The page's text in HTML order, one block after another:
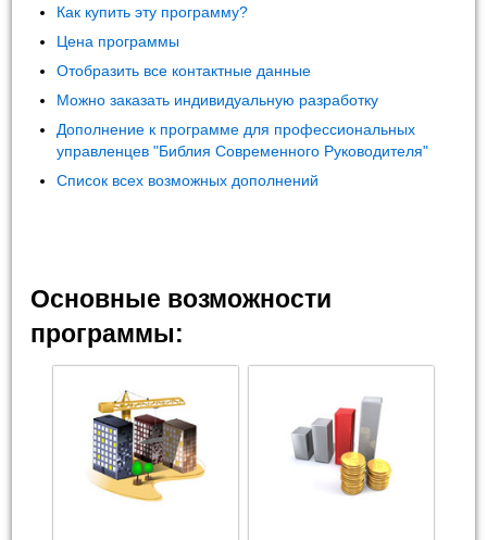
Как купить эту программу?
Цена программы
Отобразить все контактные данные
Можно заказать индивидуальную разработку
Дополнение к программе для профессиональных
управленцев "Библия Современного Руководителя"
Список всех возможных дополнений
Основные возможности
программы: